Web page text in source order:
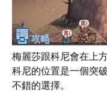
梅麗莎跟科尼會在上
科尼的位置是一個突
不錯的選擇。